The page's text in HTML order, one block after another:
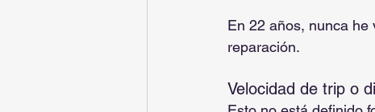
En 22 años, nunca
reparación.
Velocidad de trip o